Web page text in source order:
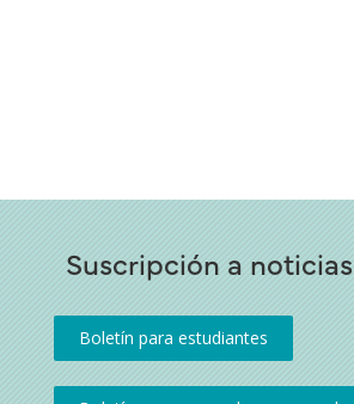
Suscripción a noticias